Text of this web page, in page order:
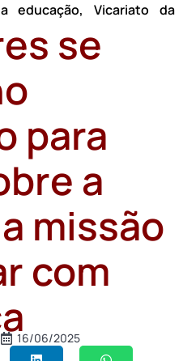
educação,Vicariato da
se
para
a
missão
com
16/06/2025